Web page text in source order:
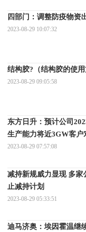
四部门：调整防疫物资
2023-08-29 10:07:32
结构胶?（结构胶的使用
2023-08-29 09:05:58
东方日升：预计公司
生产能力将近3GW客户
产品的接受程度较高
2023-08-29 07:57:08
减持新规威力显现 多家
止减持计划
2023-08-29 05:33:51
迪马济奥：埃因霍温继